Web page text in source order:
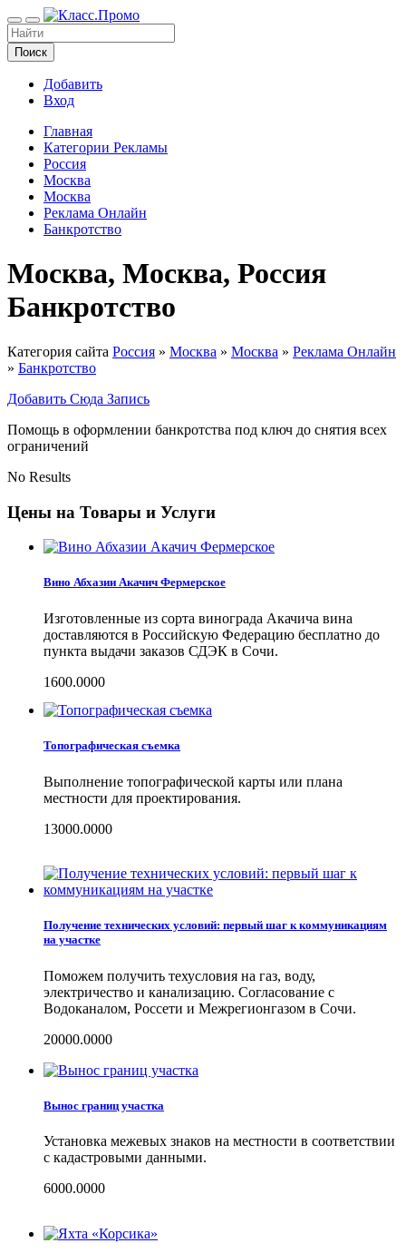
Поиск
Добавить
Вход
Главная
Категории Рекламы
Россия
Москва
Москва
Реклама Онлайн
Банкротство
Москва, Москва, Россия
Банкротство
Категория сайта Россия » Москва » Москва » Реклама Онлайн
» Банкротство
Добавить Сюда Запись
Помощь в оформлении банкротства под ключ до снятия всех
ограничений
No Results
Цены на Товары и Услуги
Вино Абхазии Акачич Фермерское
Изготовленные из сорта винограда Акачича вина
доставляются в Российскую Федерацию бесплатно до
пункта выдачи заказов СДЭК в Сочи.
1600.0000
Топографическая съемка
Выполнение топографической карты или плана
местности для проектирования.
13000.0000
Получение технических условий: первый шаг к коммуникациям
на участке
Поможем получить техусловия на газ, воду,
электричество и канализацию. Согласование с
Водоканалом, Россети и Межрегионгазом в Сочи.
20000.0000
Вынос границ участка
Установка межевых знаков на местности в соответствии
с кадастровыми данными.
6000.0000